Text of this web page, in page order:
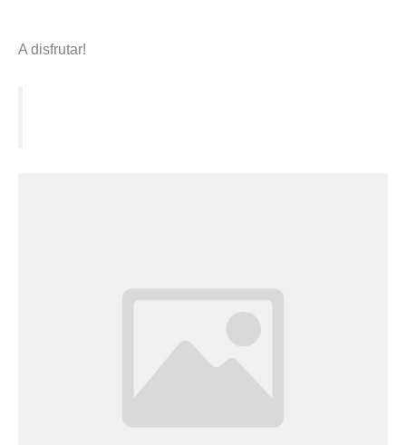
A disfrutar!